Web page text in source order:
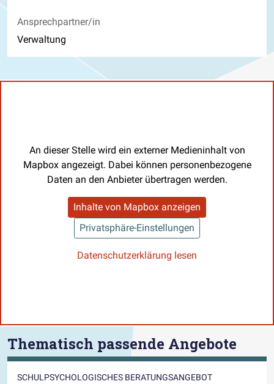
Ansprechpartner/in
Verwaltung
An dieser Stelle wird ein externer Medieninhalt von
Mapbox angezeigt. Dabei können personenbezogene
Daten an den Anbieter übertragen werden.
Inhalte von Mapbox anzeigen
Privatsphäre-Einstellungen
Datenschutzerklärung lesen
Thematisch passende Angebote
SCHULPSYCHOLOGISCHES BERATUNGSANGEBOT